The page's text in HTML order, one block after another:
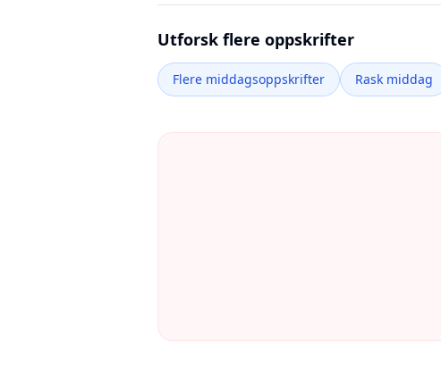
Utforsk flere oppskrifter
Flere middagsoppskrifter Rask middag